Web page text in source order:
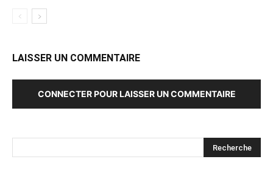
LAISSER UN COMMENTAIRE
CONNECTER POUR LAISSER UN COMMENTAIRE